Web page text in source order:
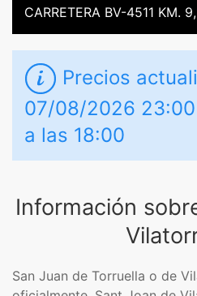
CARRETERA BV-4511 KM.
Precios
07/08/2026
a las 18:00
Información
San Juan de Torruella​​ o de